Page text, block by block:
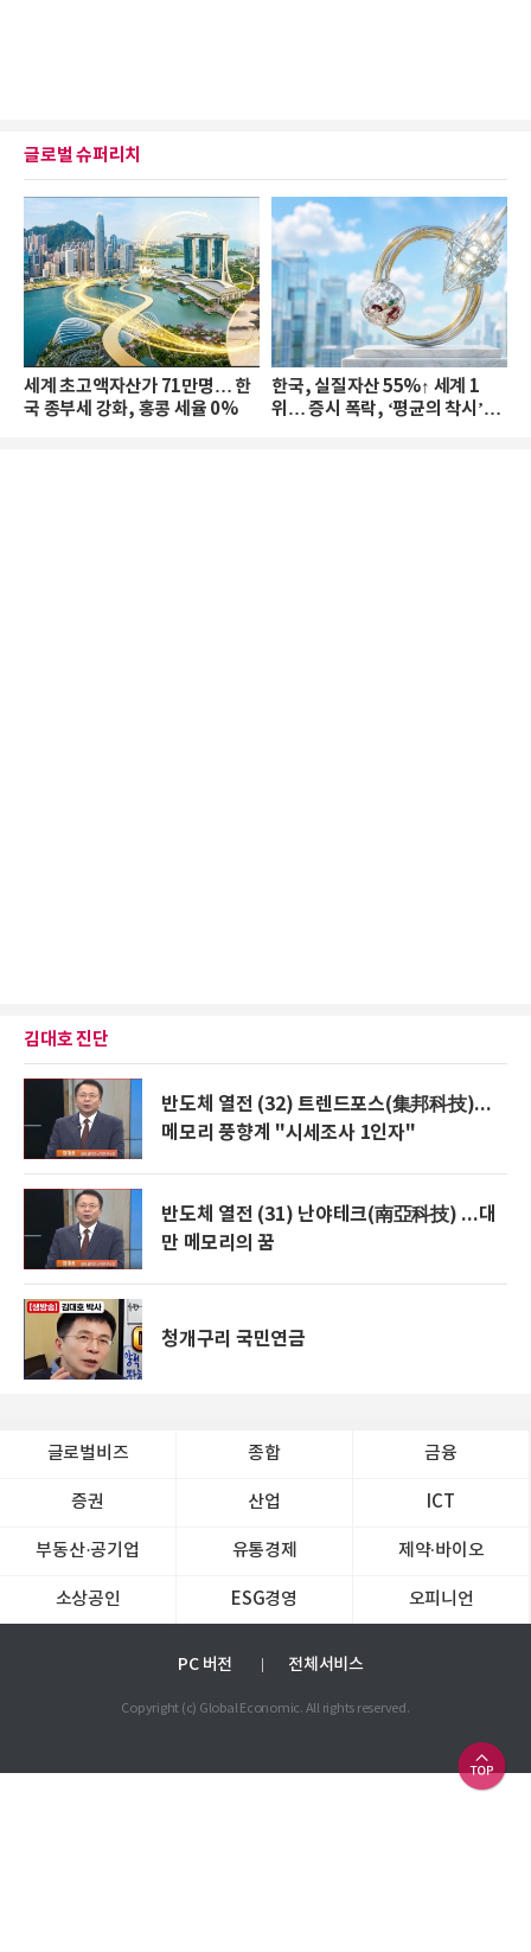
글로벌 슈퍼리치
세계 초고액자산가 71만명… 한
국 종부세 강화, 홍콩 세율 0%
한국, 실질자산 55%↑ 세계 1
위… 증시 폭락, ‘평균의 착시’와
김대호 진단
반도체 열전 (32) 트렌드포스(集邦科技)...
메모리 풍향계 "시세조사 1인자"
반도체 열전 (31) 난야테크(南亞科技) ...대
만 메모리의 꿈
청개구리 국민연금
글로벌비즈 종합 금융
증권 산업 ICT
부동산·공기업 유통경제 제약∙바이오
소상공인 ESG경영 오피니언
PC 버전 전체서비스
Copyright (c) Global Economic. All rights reserved.